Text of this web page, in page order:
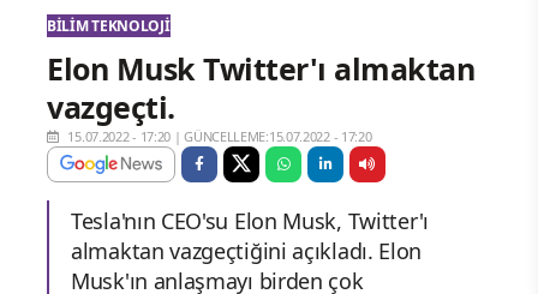
BILIM TEKNOLOJI
Elon Musk Twitter'ı almaktan
vazgeçti.
15.07.2022 - 17:20 |GÜNCELLEME:15.07.2022 - 17:20
Tesla'nın CEO'su Elon Musk, Twitter'ı
almaktan vazgeçtiğini açıkladı. Elon
Musk'ın anlaşmayı birden çok